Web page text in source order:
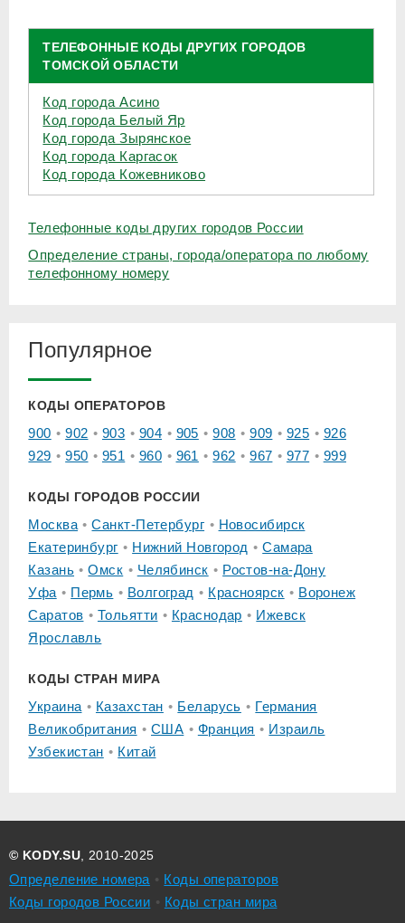
ТЕЛЕФОННЫЕ КОДЫ ДРУГИХ ГОРОДОВ
ТОМСКОЙ ОБЛАСТИ
Код города Асино
Код города Белый Яр
Код города Зырянское
Код города Каргасок
Код города Кожевниково
Телефонные коды других городов России
Определение страны, города/оператора по любому
телефонному номеру
Популярное
КОДЫ ОПЕРАТОРОВ
900 902 903 904 905 908 909 925
926
929
950 951 960 961 962 967 977 999
КОДЫ ГОРОДОВ РОССИИ
Москва Санкт-Петербург
Новосибирск
Екатеринбург
Нижний Новгород
Самара
Казань
Омск Челябинск
Ростов-на-Дону
Уфа
Пермь Волгоград Красноярск
Воронеж
Саратов
Тольятти Краснодар
Ижевск
Ярославль
КОДЫ СТРАН МИРА
Украина Казахстан Беларусь
Германия
Великобритания
США Франция
Израиль
Узбекистан
Китай
© KODY.SU, 2010-2025
Определение номера
Коды операторов
Коды городов России
Коды стран мира